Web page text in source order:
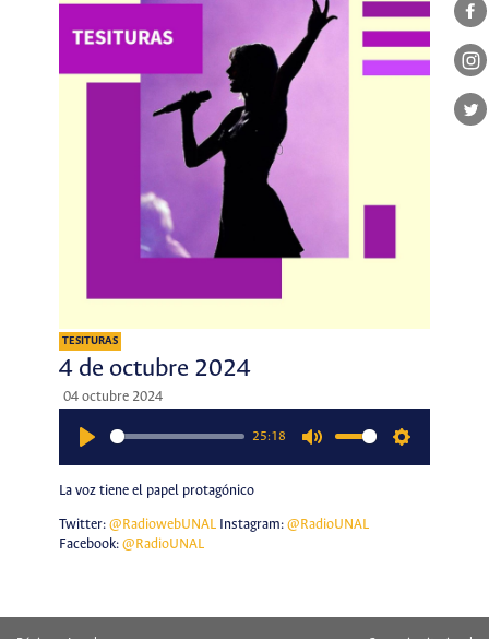
TESITURAS
4 de octubre 2024
04 octubre 2024
25:18
La voz tiene el papel protagónico
Twitter: @RadiowebUNALInstagram: @RadioUNAL
Facebook: @RadioUNAL